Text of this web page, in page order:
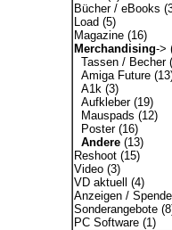
Bücher / eBooks
Load (5)
Magazine(16)
Merchandising->
Tassen / Becher
Amiga Future
A1k(3)
Aufkleber(19)
Mauspads (12)
Poster(16)
Andere(13)
Reshoot(15)
Video(3)
VD aktuell
(4)
Anzeigen /
Sonderangebote
PC Software(1)